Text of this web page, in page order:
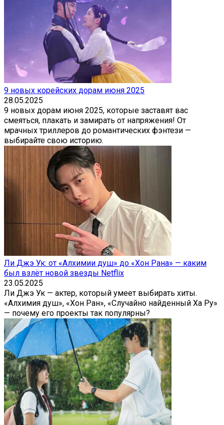
9 новых корейских дорам июня 2025
28.05.2025
9 новых дорам июня 2025, которые заставят вас
смеяться, плакать и замирать от напряжения! От
мрачных триллеров до романтических фэнтези —
выбирайте свою историю.
Ли Джэ Ук: от «Алхимии душ» до «Хон Рана» — каким
был взлёт новой звезды Netflix
23.05.2025
Ли Джэ Ук — актер, который умеет выбирать хиты.
«Алхимия душ», «Хон Ран», «Случайно найденный Ха Ру»
— почему его проекты так популярны?